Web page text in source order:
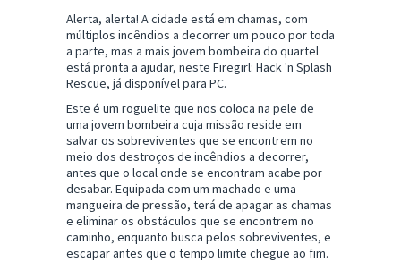
Alerta, alerta! A cidade está em chamas, com
múltiplos incêndios a decorrer um pouco por toda
a parte, mas a mais jovem bombeira do quartel
está pronta a ajudar, neste Firegirl: Hack 'n Splash
Rescue, já disponível para PC.
Este é um roguelite que nos coloca na pele de
uma jovem bombeira cuja missão reside em
salvar os sobreviventes que se encontrem no
meio dos destroços de incêndios a decorrer,
antes que o local onde se encontram acabe por
desabar. Equipada com um machado e uma
mangueira de pressão, terá de apagar as chamas
e eliminar os obstáculos que se encontrem no
caminho, enquanto busca pelos sobreviventes, e
escapar antes que o tempo limite chegue ao fim.